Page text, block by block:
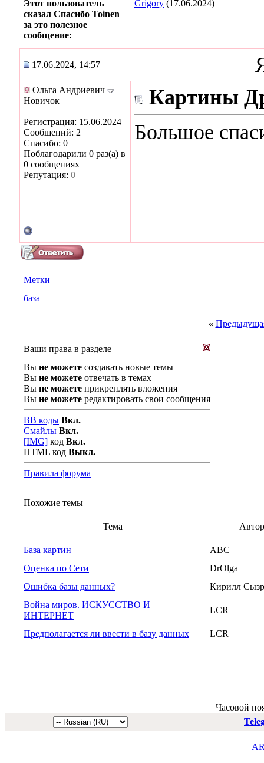
Этот пользователь
сказал Спасибо Toinen
за это полезное
сообщение:
Grigory (17.06.2024)
17.06.2024, 14:57
Ольга Андриевич
Новичок
Регистрация: 15.06.2024
Сообщений: 2
Спасибо: 0
Поблагодарили 0 раз(а) в
0 сообщениях
Репутация: 0
Картины
Большое
Метки
база
«
Ваши права в разделе
Вы не можете создавать новые темы
Вы не можете отвечать в темах
Вы не можете прикреплять вложения
Вы не можете редактировать свои сообщения
BB коды Вкл.
Смайлы Вкл.
[IMG] код Вкл.
HTML код Выкл.
Правила форума
Похожие темы
Тема Автор
База картин
ABC
Оценка по Сети
DrOlga
Ошибка базы данных?
Кирилл
Война миров. ИСКУССТВО И
ИНТЕРНЕТ
LCR
Предполагается ли ввести в базу данных LCR
Часовой